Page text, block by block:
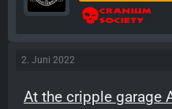
2. Juni 2022
At the cripple garage